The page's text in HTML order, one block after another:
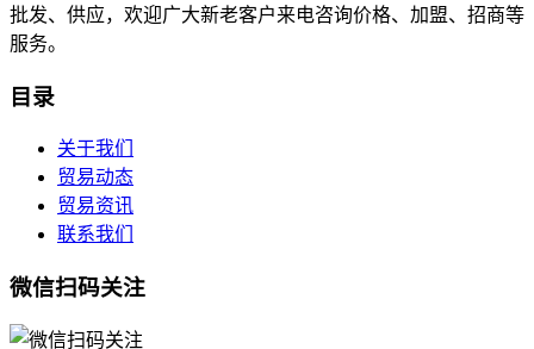
批发、供应，欢迎广大新老客户来电咨询价格、加盟、招商等
服务。
目录
关于我们
贸易动态
贸易资讯
联系我们
微信扫码关注